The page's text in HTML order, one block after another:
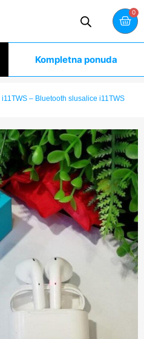
0
Kompletna ponuda
– Bluetooth slusalice i11TWS